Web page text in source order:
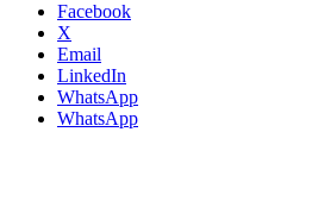
Facebook
X
Email
LinkedIn
WhatsApp
WhatsApp